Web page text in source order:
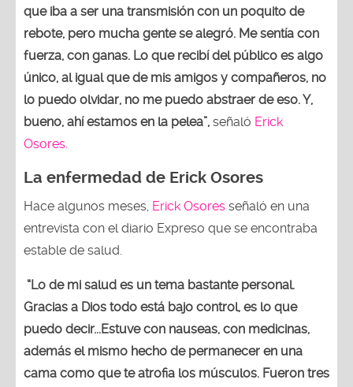
que iba a ser una transmisión con un poquito de
rebote, pero mucha gente se alegró. Me sentía con
fuerza, con ganas. Lo que recibí del público es algo
único, al igual que de mis amigos y compañeros, no
lo puedo olvidar, no me puedo abstraer de eso. Y,
bueno, ahí estamos en la pelea”, señaló Erick
Osores.
La enfermedad de Erick Osores
Hace algunos meses, Erick Osores señaló en una
entrevista con el diario Expreso que se encontraba
estable de salud.
“Lo de mi salud es un tema bastante personal.
Gracias a Dios todo está bajo control, es lo que
puedo decir...Estuve con nauseas, con medicinas,
además el mismo hecho de permanecer en una
cama como que te atrofia los músculos. Fueron tres